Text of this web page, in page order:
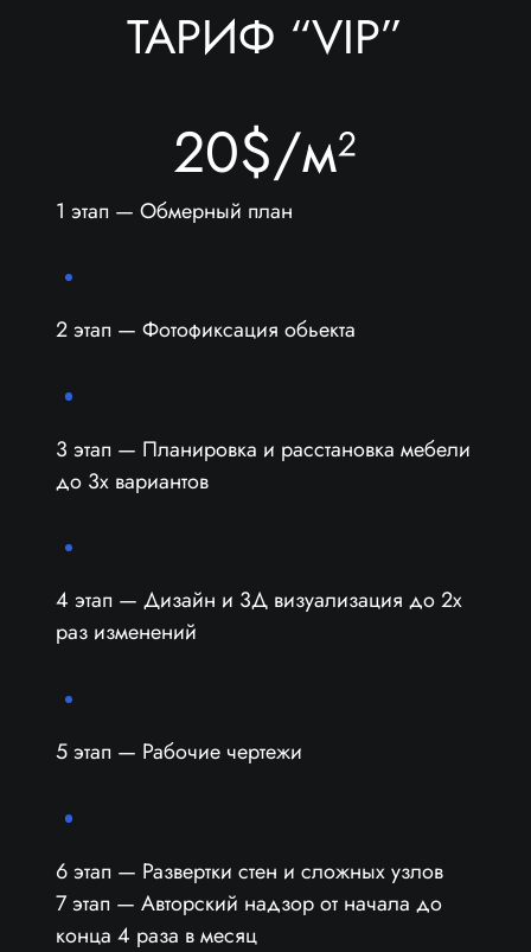
ТАРИФ “VIP”
20$/м²
1 этап — Обмерный план
2 этап — Фотофиксация обьекта
3 этап — Планировка и расстановка мебели
до 3х вариантов
4 этап — Дизайн и 3Д визуализация до 2х
раз изменений
5 этап — Рабочие чертежи
6 этап — Развертки стен и сложных узлов
7 этап — Авторский надзор от начала до
конца 4 раза в месяц